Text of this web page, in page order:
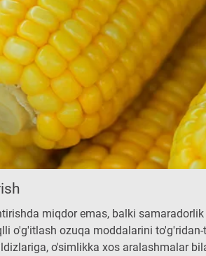
miqdor emas, balki
o'g'itlash ozuqa moddalarini to'g'ridan-
o'simlikka xos aralashmalar